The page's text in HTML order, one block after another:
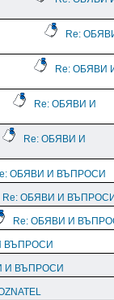
Re:
Re: ОБЯВИ
Re: ОБЯВИ И
Re: ОБЯВИ И
ОБЯВИ И ВЪПРОСИ
Re: ОБЯВИ И
Re: ОБЯВИ И
ВЪПРОСИ
И ВЪПРОСИ